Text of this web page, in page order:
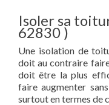
Isoler sa
62830 )
Une isolation de
doit au contraire
doit être la plus
faire augmenter
surtout en termes de